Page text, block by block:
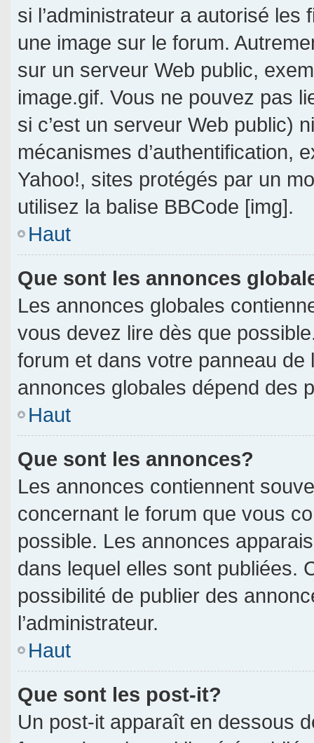
si l’administrateur a autorisé
une image sur le forum.
sur un serveur Web public,
image.gif. Vous ne pouvez pas
si c’est un serveur Web public)
mécanismes d’authentification,
Yahoo!, sites protégés par un
utilisez la balise BBCode [img].
Haut
Que sont les annonces
Les annonces globales
vous devez lire dès que
forum et dans votre panneau de
annonces globales dépend des
Haut
Que sont les annonces?
Les annonces contiennent
concernant le forum que vous
possible. Les annonces
dans lequel elles sont publiées.
possibilité de publier des
l’administrateur.
Haut
Que sont les post-it?
Un post-it apparaît en dessous